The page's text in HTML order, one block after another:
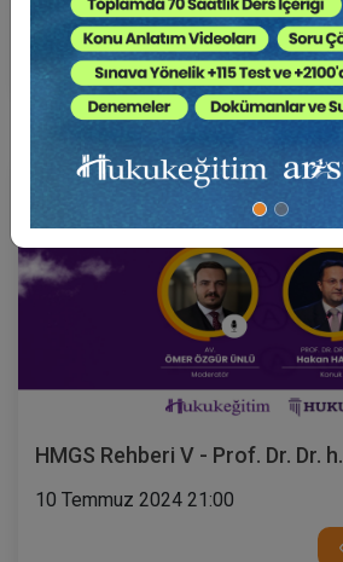
4 Ekim 2024 19:30
HMGS Rehberi V - Prof. Dr. Dr.
10 Temmuz 2024 21:00